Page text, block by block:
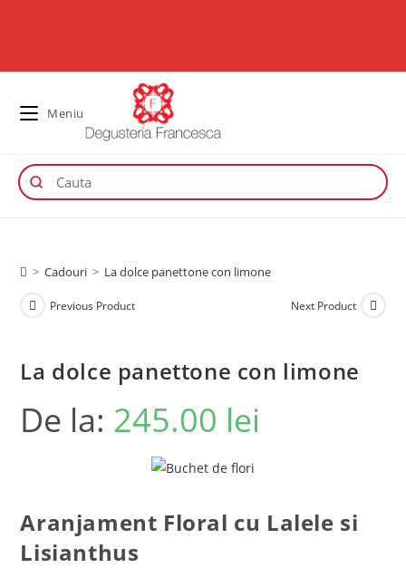
Meniu
> Cadouri > La dolce panettone con limone
Previous Product Next Product
La dolce panettone con limone
De la: 245.00 lei
Aranjament Floral cu Lalele si
Lisianthus